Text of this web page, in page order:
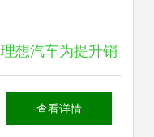
理想汽车为提升销
量费尽心思 合并零
查看详情